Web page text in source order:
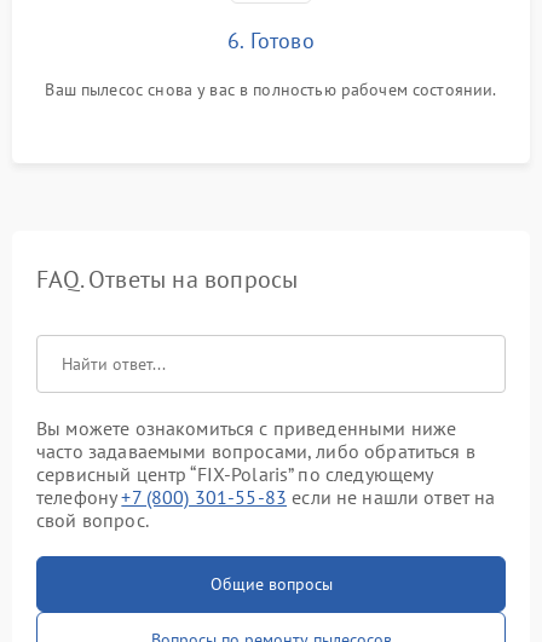
6. Готово
Ваш пылесос снова у вас в полностью рабочем состоянии.
FAQ. Ответы на вопросы
Вы можете ознакомиться с приведенными ниже
часто задаваемыми вопросами, либо обратиться в
сервисный центр “FIX-Polaris” по следующему
телефону+7 (800) 301-55-83 если не нашли ответ на
свой вопрос.
Общие вопросы